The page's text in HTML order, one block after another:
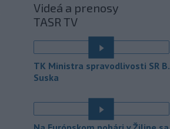
objavila ďalší podzemný tunel,
ktorý mal
slúžiť na nelegálne
prevádzanie migrantov z Bieloruska
na územie tohto členského štátu
Európskej únie.
20:08 - Ruská dezinformačná
kandidáta, bývalého
centristického premiéra Attala. Ako
Videá a prenosy
TASR TV
TK Ministra spravodlivosti SR B.
Suska